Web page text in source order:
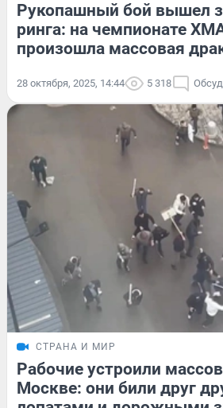
Рукопашный бой вышел
ринга: на чемпионате
произошла массовая
28 октября, 2025, 14:44 5 318
СТРАНА И МИР
Рабочие устроили
Москве: они били друг